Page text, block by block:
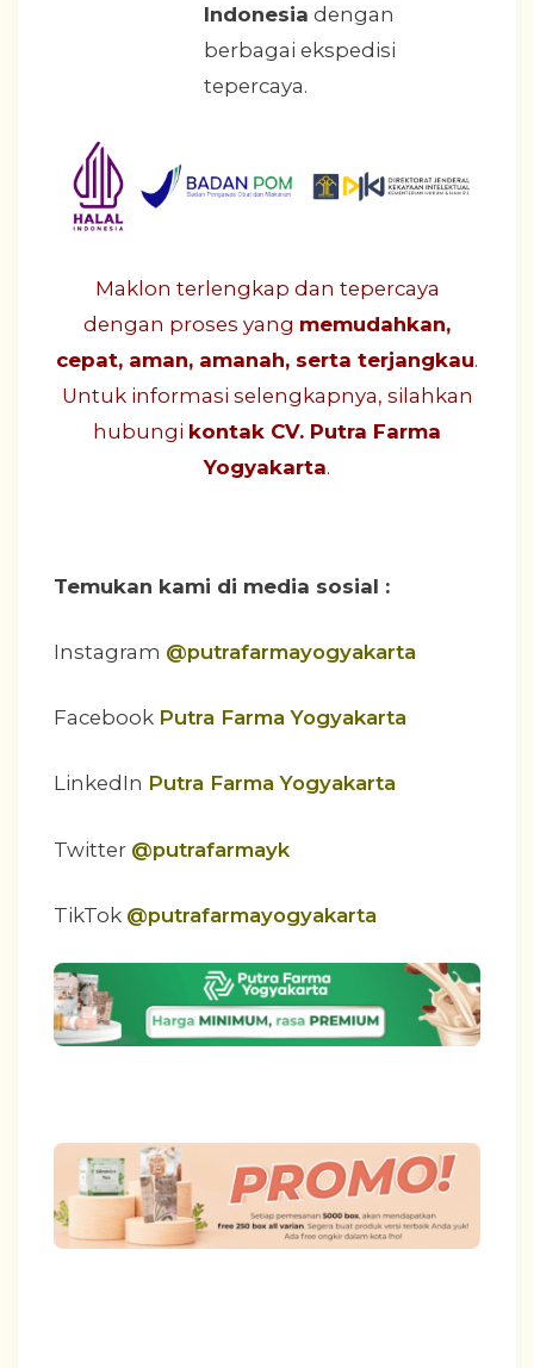
Indonesia dengan
berbagai ekspedisi
tepercaya.
Maklon terlengkap dan tepercaya
dengan proses yang memudahkan,
cepat, aman, amanah, serta terjangkau.
Untuk informasi selengkapnya, silahkan
hubungi kontak CV. Putra Farma
Yogyakarta.
Temukan kami di media sosial :
Instagram @putrafarmayogyakarta
Facebook Putra Farma Yogyakarta
LinkedIn Putra Farma Yogyakarta
Twitter @putrafarmayk
TikTok @putrafarmayogyakarta